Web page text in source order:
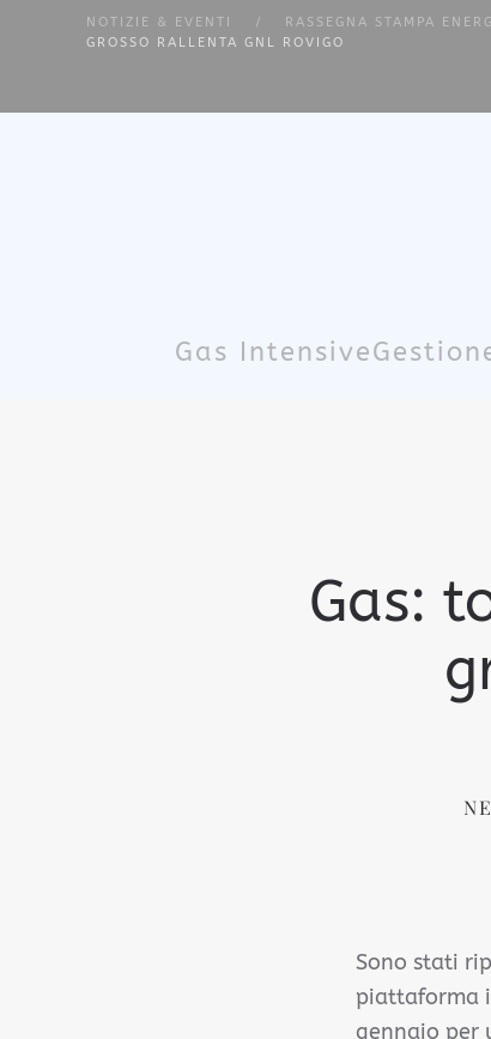
NOTIZIE & EVENTI RASSEGNA STAMPA
GROSSO RALLENTA GNL ROVIGO
Gas Intensive
Gas:
Sono stati
piattaforma
gennaio per